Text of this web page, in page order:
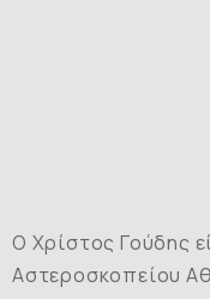
O Xρίστος Γούδης
Aστεροσκοπείου